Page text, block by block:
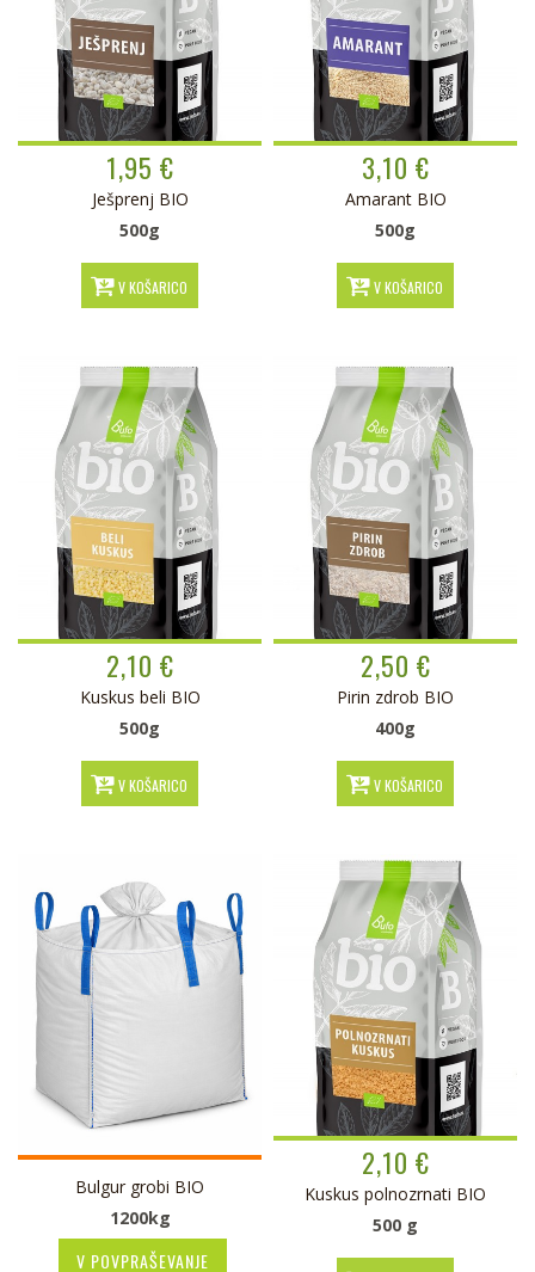
1,95 €
Ješprenj BIO
500g
V KOŠARICO
3,10 €
Amarant BIO
500g
V KOŠARICO
2,10 €
Kuskus beli BIO
500g
V KOŠARICO
2,50 €
Pirin zdrob BIO
400g
V KOŠARICO
Bulgur grobi BIO
1200kg
V POVPRAŠEVANJE
2,10 €
Kuskus polnozrnati BIO
500 g